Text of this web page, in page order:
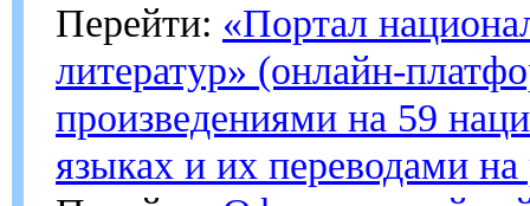
Перейти: «Портал
литератур» (онлайн-
произведениями на 59
языках и их переводами на